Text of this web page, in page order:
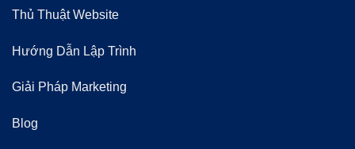
Thủ Thuật Website
Hướng Dẫn Lập Trình
Giải Pháp Marketing
Blog